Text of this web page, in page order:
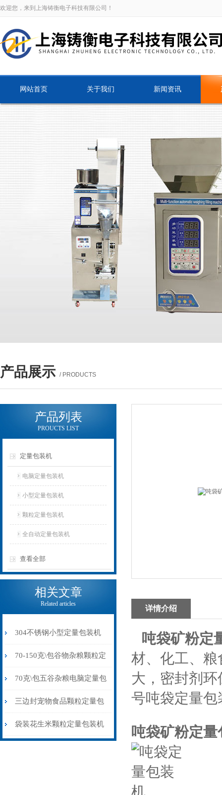
欢迎您，来到上海铸衡电子科技有限公司！
网站首页 关于我们 新闻资讯
产品展示 / PRODUCTS
产品列表
PROUCTS LIST
定量包装机
电脑定量包装机
小型定量包装机
颗粒定量包装机
全自动定量包装机
查看全部
相关文章
Related articles
304不锈钢小型定量包装机
食品杂粮中药粉打包机
70-150克\包谷物杂粮颗粒定
量包装机制袋封口一体
70克\包五谷杂粮电脑定量包
装机背封价格
三边封宠物食品颗粒定量包
装机称重封口一体
袋装花生米颗粒定量包装机
详情介绍
吨袋矿粉定
材、化工、
大，密封剂
号吨袋定量
吨袋矿粉定量